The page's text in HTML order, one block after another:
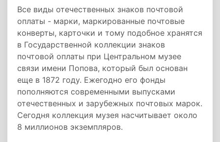
Все виды отечественных знаков почтовой
оплаты - марки, маркированные почтовые
конверты, карточки и тому подобное хранятся
в Государственной коллекции знаков
почтовой оплаты при Центральном музее
связи имени Попова, который был основан
еще в 1872 году. Ежегодно его фонды
пополняются современными выпусками
отечественных и зарубежных почтовых марок.
Сегодня коллекция музея насчитывает около
8 миллионов экземпляров.